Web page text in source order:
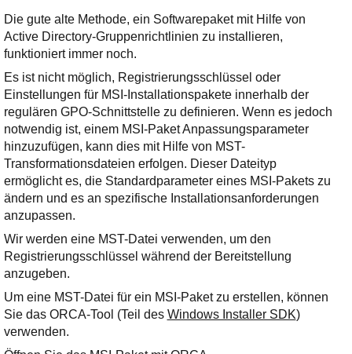
Die gute alte Methode, ein Softwarepaket mit Hilfe von
Active Directory-Gruppenrichtlinien zu installieren,
funktioniert immer noch.
Es ist nicht möglich, Registrierungsschlüssel oder
Einstellungen für MSI-Installationspakete innerhalb der
regulären GPO-Schnittstelle zu definieren. Wenn es jedoch
notwendig ist, einem MSI-Paket Anpassungsparameter
hinzuzufügen, kann dies mit Hilfe von MST-
Transformationsdateien erfolgen. Dieser Dateityp
ermöglicht es, die Standardparameter eines MSI-Pakets zu
ändern und es an spezifische Installationsanforderungen
anzupassen.
Wir werden eine MST-Datei verwenden, um den
Registrierungsschlüssel während der Bereitstellung
anzugeben.
Um eine MST-Datei für ein MSI-Paket zu erstellen, können
Sie das ORCA-Tool (Teil des Windows Installer SDK)
verwenden.